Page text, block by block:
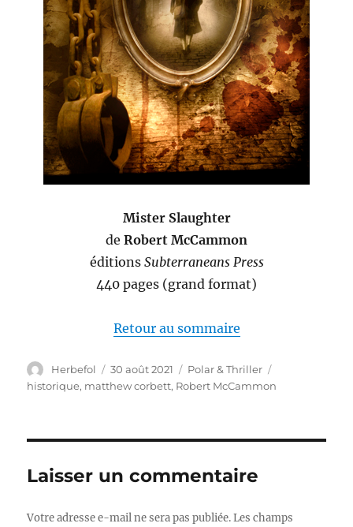
Mister Slaughter
de Robert McCammon
éditions Subterraneans Press
440 pages (grand format)
Retour au sommaire
Auteur
Herbefol
Publié
le
30 août 2021 Catégories
Polar & Thriller
historique, matthew corbett, Robert McCammon
Laisser un commentaire
Votre adresse e-mail ne sera pas publiée. Les champs